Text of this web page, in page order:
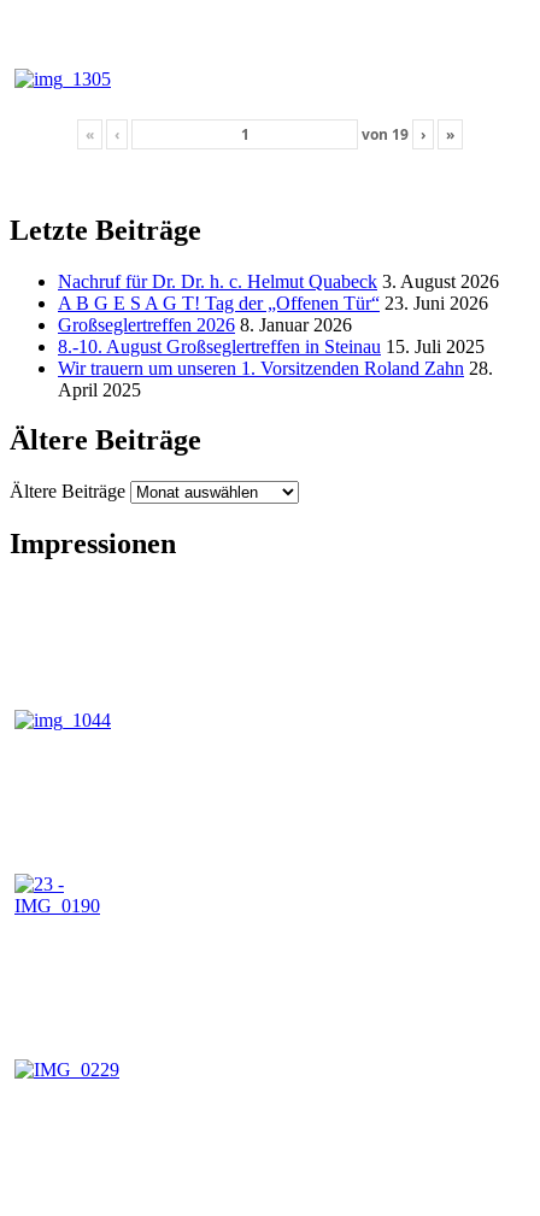
« ‹ von 19 › »
Letzte Beiträge
Nachruf für Dr. Dr. h. c. Helmut Quabeck 3. August 2026
A B G E S A G T! Tag der „Offenen Tür“ 23. Juni 2026
Großseglertreffen 2026 8. Januar 2026
8.-10. August Großseglertreffen in Steinau 15. Juli 2025
Wir trauern um unseren 1. Vorsitzenden Roland Zahn 28.
April 2025
Ältere Beiträge
Ältere Beiträge
Impressionen